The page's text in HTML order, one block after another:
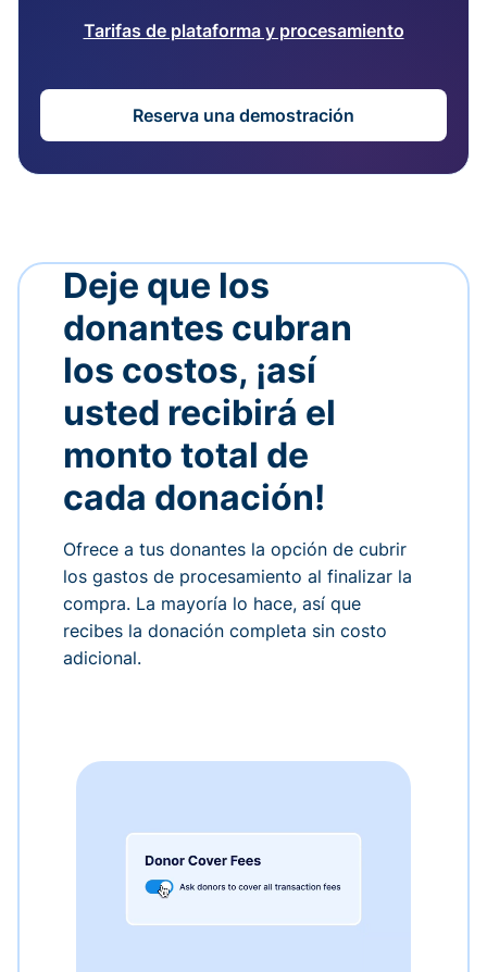
Tarifas de plataforma y procesamiento
Reserva una demostración
Deje que los
donantes cubran
los costos, ¡así
usted recibirá el
monto total de
cada donación!
Ofrece a tus donantes la opción de cubrir
los gastos de procesamiento al finalizar la
compra. La mayoría lo hace, así que
recibes la donación completa sin costo
adicional.